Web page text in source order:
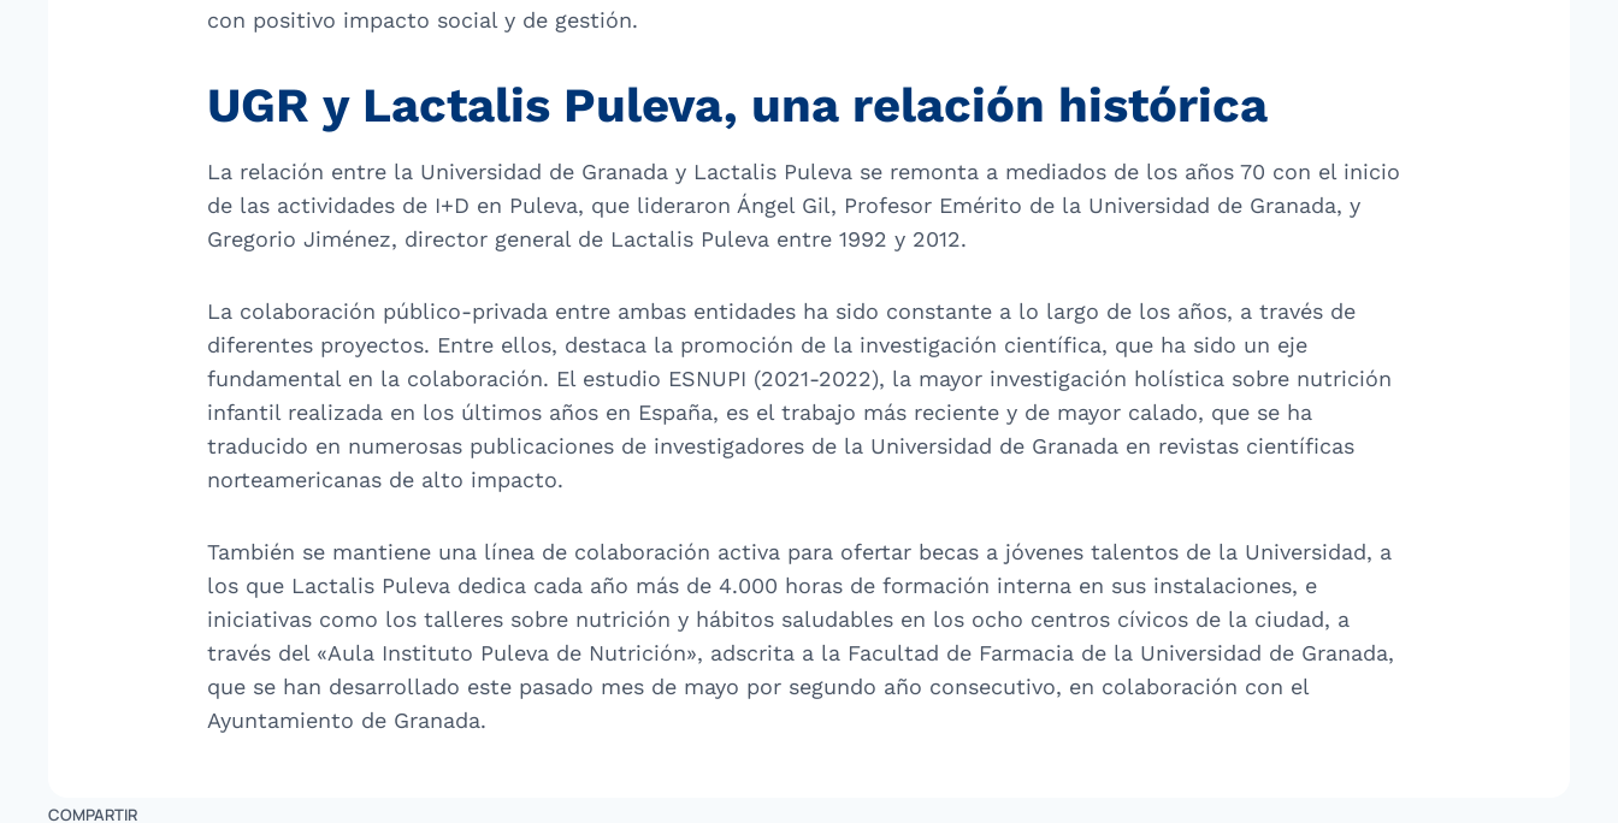
con positivo impacto social y de gestión.
UGR y Lactalis Puleva, una relación histórica
La relación entre la Universidad de Granada y Lactalis Puleva se remonta a mediados de los años 70 con el inicio
de las actividades de I+D en Puleva, que lideraron Ángel Gil, Profesor Emérito de la Universidad de Granada, y
Gregorio Jiménez, director general de Lactalis Puleva entre 1992 y 2012.
La colaboración público-privada entre ambas entidades ha sido constante a lo largo de los años, a través de
diferentes proyectos. Entre ellos, destaca la promoción de la investigación científica, que ha sido un eje
fundamental en la colaboración. El estudio ESNUPI (2021-2022), la mayor investigación holística sobre nutrición
infantil realizada en los últimos años en España, es el trabajo más reciente y de mayor calado, que se ha
traducido en numerosas publicaciones de investigadores de la Universidad de Granada en revistas científicas
norteamericanas de alto impacto.
También se mantiene una línea de colaboración activa para ofertar becas a jóvenes talentos de la Universidad, a
los que Lactalis Puleva dedica cada año más de 4.000 horas de formación interna en sus instalaciones, e
iniciativas como los talleres sobre nutrición y hábitos saludables en los ocho centros cívicos de la ciudad, a
través del «Aula Instituto Puleva de Nutrición», adscrita a la Facultad de Farmacia de la Universidad de Granada,
que se han desarrollado este pasado mes de mayo por segundo año consecutivo, en colaboración con el
Ayuntamiento de Granada.
COMPARTIR